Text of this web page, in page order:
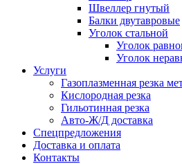
Швеллер гнутый
Балки двутавровые
Уголок стальной
Уголок
Уголок
Услуги
Газоплазменная резка
Кислородная резка
Гильотинная резка
Авто-Ж/Д доставка
Спецпредложения
Доставка и оплата
Контакты